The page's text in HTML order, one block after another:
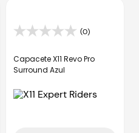
(0)
Capacete X11 Revo Pro
Surround Azul